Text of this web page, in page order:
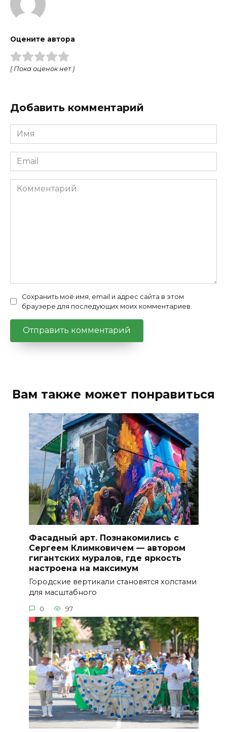
Оцените автора
( Пока оценок нет )
Добавить комментарий
Имя
*
Email
*
Комментарий
Сохранить моё имя, email и адрес сайта в этом
браузере для последующих моих комментариев.
Вам также может понравиться
Фасадный арт. Познакомились с
Сергеем Климковичем — автором
гигантских муралов, где яркость
настроена на максимум
Городские вертикали становятся холстами
для масштабного
0 97